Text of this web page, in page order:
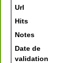
Url
Hits
Notes
Date de
validation